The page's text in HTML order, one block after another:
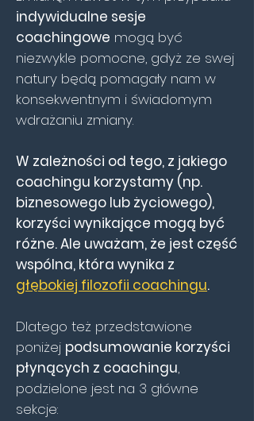
indywidualne sesje
coachingowe mogą być
niezwykle pomocne, gdyż ze swej
natury będą pomagały nam w
konsekwentnym i świadomym
wdrażaniu zmiany.
W zależności od tego, z jakiego
coachingu korzystamy (np.
biznesowego lub życiowego),
korzyści wynikające mogą być
różne. Ale uważam, że jest część
wspólna, która wynika z
głębokiej filozofii coachingu.
Dlatego też przedstawione
poniżej podsumowanie korzyści
płynących z coachingu,
podzielone jest na 3 główne
sekcje: